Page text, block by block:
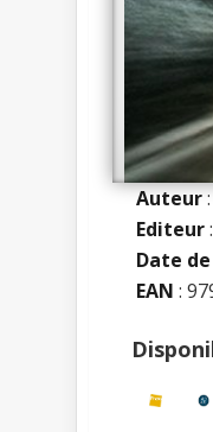
Auteur
Editeur:
Date
EAN :